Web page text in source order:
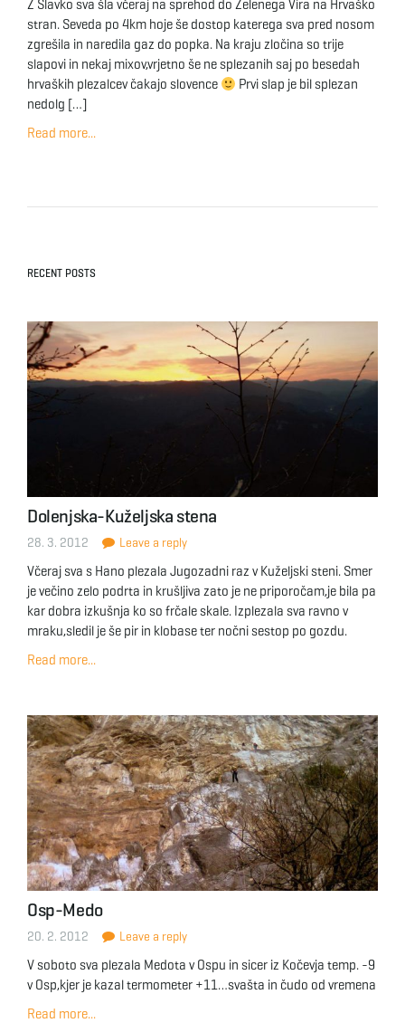
Z Slavko sva šla včeraj na sprehod do Zelenega Vira na Hrvaško
stran. Seveda po 4km hoje še dostop katerega sva pred nosom
zgrešila in naredila gaz do popka. Na kraju zločina so trije
slapovi in nekaj mixov,vrjetno še ne splezanih saj po besedah
hrvaških plezalcev čakajo slovence
Prvi slap je bil splezan
nedolg […]
Read more...
RECENT POSTS
Dolenjska-Kuželjska stena
28. 3. 2012 Leave a reply
Včeraj sva s Hano plezala Jugozadni raz v Kuželjski steni. Smer
je večino zelo podrta in krušljiva zato je ne priporočam,je bila pa
kar dobra izkušnja ko so frčale skale. Izplezala sva ravno v
mraku,sledil je še pir in klobase ter nočni sestop po gozdu.
Read more...
Osp-Medo
20. 2. 2012 Leave a reply
V soboto sva plezala Medota v Ospu in sicer iz Kočevja temp. -9
v Osp,kjer je kazal termometer +11…svašta in čudo od vremena
Read more...